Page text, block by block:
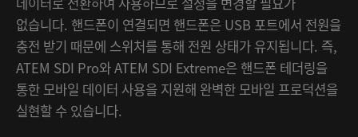
없습니다. 핸드폰이 연결되면 핸드폰은 USB 포트에서 전원을
충전 받기 때문에 스위처를 통해 전원 상태가 유지됩니다. 즉,
ATEM SDI Pro와 ATEM SDI Extreme은 핸드폰 테더링을
통한 모바일 데이터 사용을 지원해 완벽한 모바일 프로덕션을
실현할 수 있습니다.